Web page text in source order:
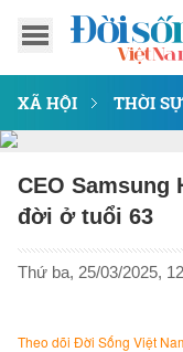
XÃ HỘI THỜI SỰ
CEO Samsung
đời ở tuổi 63
Thứ ba, 25/03/2025,
Theo dõi Đời Sống Việt